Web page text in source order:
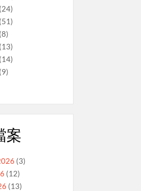
(24)
(51)
(8)
(13)
(14)
(9)
案
(3)
(12)
(13)